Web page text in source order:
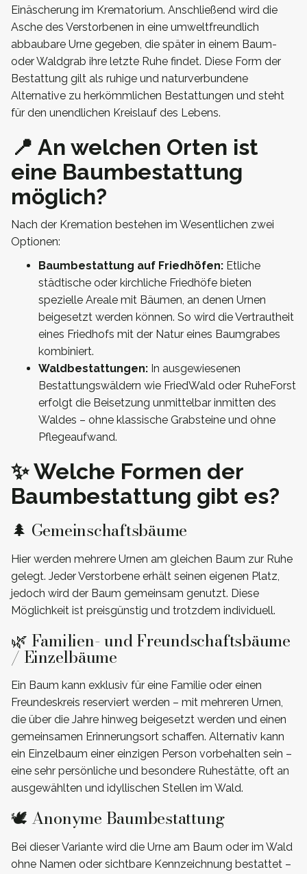
Einäscherung im Krematorium. Anschließend wird die
Asche des Verstorbenen in eine umweltfreundlich
abbaubare Urne gegeben, die später in einem Baum-
oder Waldgrab ihre letzte Ruhe findet. Diese Form der
Bestattung gilt als ruhige und naturverbundene
Alternative zu herkömmlichen Bestattungen und steht
für den unendlichen Kreislauf des Lebens.
📍 An welchen Orten ist
eine Baumbestattung
möglich?
Nach der Kremation bestehen im Wesentlichen zwei
Optionen:
Baumbestattung auf Friedhöfen: Etliche
städtische oder kirchliche Friedhöfe bieten
spezielle Areale mit Bäumen, an denen Urnen
beigesetzt werden können. So wird die Vertrautheit
eines Friedhofs mit der Natur eines Baumgrabes
kombiniert.
Waldbestattungen: In ausgewiesenen
Bestattungswäldern wie FriedWald oder RuheForst
erfolgt die Beisetzung unmittelbar inmitten des
Waldes – ohne klassische Grabsteine und ohne
Pflegeaufwand.
✨ Welche Formen der
Baumbestattung gibt es?
🌲 Gemeinschaftsbäume
Hier werden mehrere Urnen am gleichen Baum zur Ruhe
gelegt. Jeder Verstorbene erhält seinen eigenen Platz,
jedoch wird der Baum gemeinsam genutzt. Diese
Möglichkeit ist preisgünstig und trotzdem individuell.
🌿 Familien- und Freundschaftsbäume
/ Einzelbäume
Ein Baum kann exklusiv für eine Familie oder einen
Freundeskreis reserviert werden – mit mehreren Urnen,
die über die Jahre hinweg beigesetzt werden und einen
gemeinsamen Erinnerungsort schaffen. Alternativ kann
ein Einzelbaum einer einzigen Person vorbehalten sein –
eine sehr persönliche und besondere Ruhestätte, oft an
ausgewählten und idyllischen Stellen im Wald.
🕊️ Anonyme Baumbestattung
Bei dieser Variante wird die Urne am Baum oder im Wald
ohne Namen oder sichtbare Kennzeichnung bestattet –